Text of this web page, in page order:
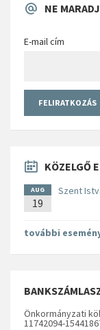
NE
E-mail cím
KÖZELGŐ
AUG
19
Szent
további
Önkormányzati
11742094-